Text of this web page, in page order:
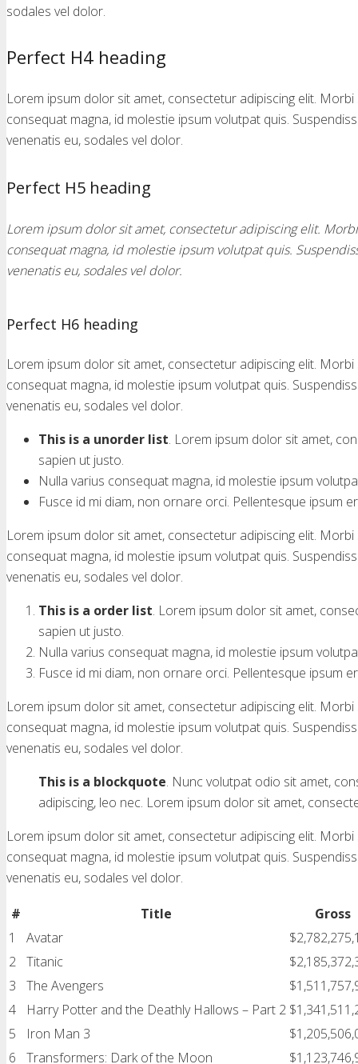
sodales vel dolor.
Perfect H4 heading
Lorem ipsum dolor sit amet, consectetur adipiscing elit.
consequat magna, id molestie ipsum volutpat quis.
venenatis eu, sodales vel dolor.
Perfect H5 heading
Lorem ipsum dolor sit amet, consectetur adipiscing elit.
consequat magna, id molestie ipsum volutpat quis.
venenatis eu, sodales vel dolor.
Perfect H6 heading
Lorem ipsum dolor sit amet, consectetur adipiscing elit.
consequat magna, id molestie ipsum volutpat quis.
venenatis eu, sodales vel dolor.
This is a unorder list. Lorem ipsum dolor sit amet,
sapien ut justo.
Nulla varius consequat magna, id molestie ipsum
Fusce id mi diam, non ornare orci. Pellentesque ipsum
Lorem ipsum dolor sit amet, consectetur adipiscing elit.
consequat magna, id molestie ipsum volutpat quis.
venenatis eu, sodales vel dolor.
This is a order list. Lorem ipsum dolor sit amet,
sapien ut justo.
Nulla varius consequat magna, id molestie ipsum
Fusce id mi diam, non ornare orci. Pellentesque ipsum
Lorem ipsum dolor sit amet, consectetur adipiscing elit.
consequat magna, id molestie ipsum volutpat quis.
venenatis eu, sodales vel dolor.
This is a blockquote. Nunc volutpat odio sit amet,
adipiscing, leo nec. Lorem ipsum dolor sit amet,
Lorem ipsum dolor sit amet, consectetur adipiscing elit.
consequat magna, id molestie ipsum volutpat quis.
venenatis eu, sodales vel dolor.
# Title
Gross
1
Avatar
2 Titanic
3
The Avengers
4
Harry Potter and the Deathly Hallows – Part 2
5
Iron Man 3
6
Transformers: Dark of the Moon